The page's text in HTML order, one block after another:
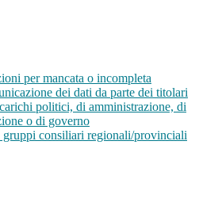
per mancata o incompleta
dei dati da parte dei titolari
politici, di amministrazione, di
o di governo
gruppi consiliari regionali/provinciali